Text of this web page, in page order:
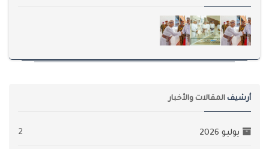
أرشيف المقالات والأخبار
يوليو 2026 2